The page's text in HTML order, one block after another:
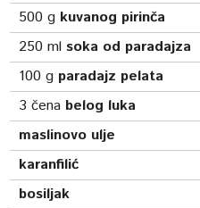
500 g kuvanog pirinča
250 mlsoka od paradajza
100 g paradajz pelata
3 čena belog luka
maslinovo ulje
karanfilić
bosiljak